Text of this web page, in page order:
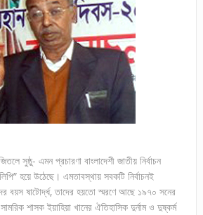
সুষ্ঠু- এমন প্রচারণা বাংলাদেশী জাতীয় নির্বাচন
হয়ে উঠেছে। এমতাবস্থায় সবকটি নির্বাচনই
বয়স ষাটোর্দ্ধ, তাদের হয়তো স্মরণে আছে ১৯৭০ সনের
শাসক ইয়াহিয়া খানের ঐতিহাসিক দুর্নাম ও দুষ্কর্ম